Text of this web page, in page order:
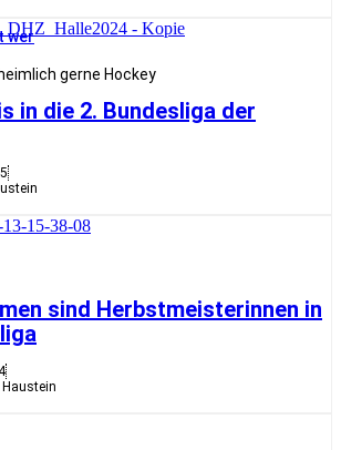
wer
gerne Hockey
in die 2. Bundesliga der
sind Herbstmeisterinnen in
Haustein